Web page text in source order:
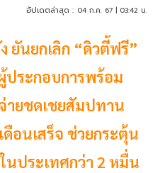
อัปเดตล่าสุด : 04 ก.ค. 67 | 03:42 น.
ยันยกเลิก “ดิวตี้ฟรี”
ประกอบการพร้อม
ายชดเชยสัมปทาน
ดือนเสร็จ ช่วยกระตุ้น
นประเทศกว่า 2 หมื่น